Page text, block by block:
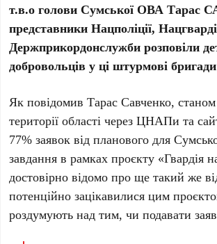
т.в.о голови Сумської ОВА Тарас
представники Нацполіції,
Держприкордонслужби розповіли
добровольців у ці штурмові бригади
Як повідомив Тарас Савченко, станом
території області через ЦНАПи та
77% заявок від планового для
завдання в рамках проєкту «Гвардія
достовірно відомо про ще такий же
потенційно зацікавилися цим
роздумують над тим, чи подавати